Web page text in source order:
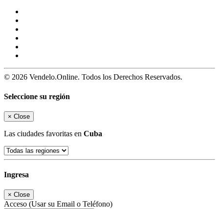
© 2026 Vendelo.Online. Todos los Derechos Reservados.
Seleccione su región
× Close
Las ciudades favoritas en Cuba
Ingresa
× Close
Acceso (Usar su Email o Teléfono)